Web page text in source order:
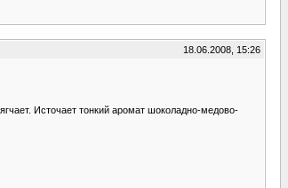
18.06.2008, 15:26
Источает тонкий аромат шоколадно-медово-